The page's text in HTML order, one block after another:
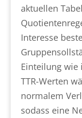
aktuellen
Interesse
Einteilung wie
TTR-Werten
normalem
sodass eine